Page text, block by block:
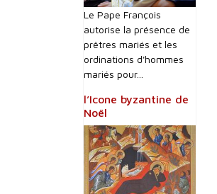
Le Pape François
autorise la présence de
prêtres mariés et les
ordinations d'hommes
mariés pour...
l’Icone byzantine de
Noël